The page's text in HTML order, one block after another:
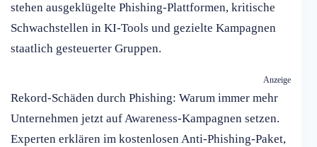
stehen ausgeklügelte Phishing-Plattformen, kritische
Schwachstellen in KI-Tools und gezielte Kampagnen
staatlich gesteuerter Gruppen.
Anzeige
Rekord-Schäden durch Phishing: Warum immer mehr
Unternehmen jetzt auf Awareness-Kampagnen setzen.
Experten erklären im kostenlosen Anti-Phishing-Paket,